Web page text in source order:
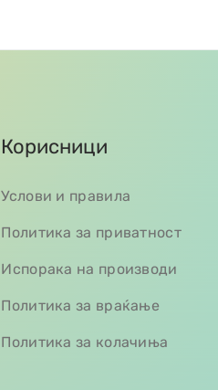
Корисници
Услови и правила
Политика за приватност
Испорака на производи
Политика за враќање
Политика за колачиња